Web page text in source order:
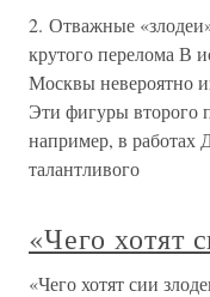
2. Отважные
крутого перелома В
Москвы невероятно
Эти фигуры второго
например, в
талантливого
«Чего хотят
«Чего хотят сии